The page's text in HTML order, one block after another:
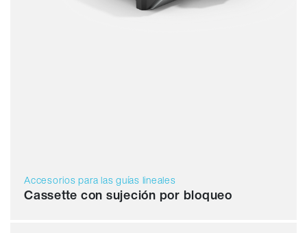
Accesorios para las guías lineales
Cassette con sujeción por bloqueo